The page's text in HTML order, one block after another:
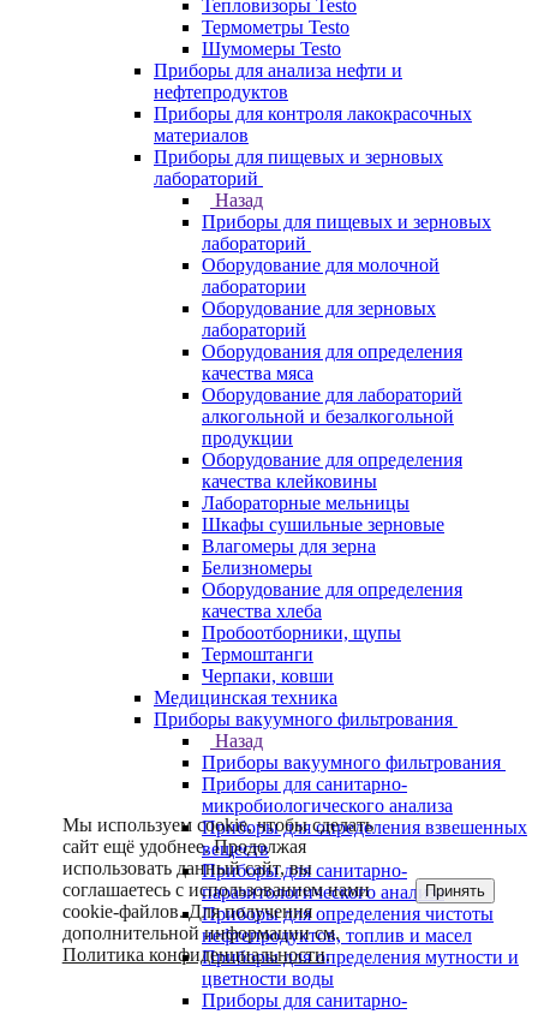
Тепловизоры Testo
Термометры Testo
Шумомеры Testo
Приборы для анализа нефти и
нефтепродуктов
Приборы для контроля лакокрасочных
материалов
Приборы для пищевых и зерновых
лабораторий
Назад
Приборы для пищевых и зерновых
лабораторий
Оборудование для молочной
лаборатории
Оборудование для зерновых
лабораторий
Оборудования для определения
качества мяса
Оборудование для лабораторий
алкогольной и безалкогольной
продукции
Оборудование для определения
качества клейковины
Лабораторные мельницы
Шкафы сушильные зерновые
Влагомеры для зерна
Белизномеры
Оборудование для определения
качества хлеба
Пробоотборники, щупы
Термоштанги
Черпаки, ковши
Медицинская техника
Приборы вакуумного фильтрования
Назад
Приборы вакуумного фильтрования
Приборы для санитарно-
микробиологического анализа
Приборы для определения взвешенных
веществ
Приборы для санитарно-
паразитологического анализа
Приборы для определения чистоты
нефтепродуктов, топлив и масел
Приборы для определения мутности и
цветности воды
Приборы для санитарно-
Мы используем cookie, чтобы сделать
сайт ещё удобнее. Продолжая
использовать данный сайт, вы
соглашаетесь с использованием нами
cookie-файлов. Для получения
дополнительной информации см.
Политика конфиденциальности.
Принять